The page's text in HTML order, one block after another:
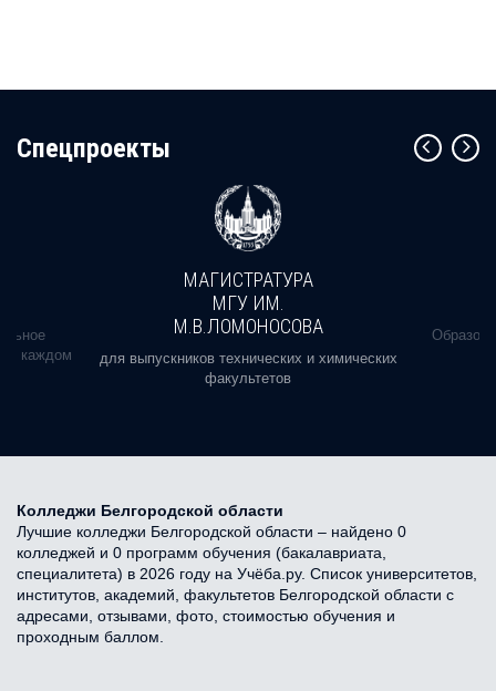
Cпецпроекты
в каждом
МАГИСТРАТУРА
МГУ ИМ.
М.В.ЛОМОНОСОВА
для выпускников технических и химических
факультетов
Колледжи Белгородской области
Лучшие колледжи Белгородской области – найдено 0
колледжей и 0 программ обучения (бакалавриата,
специалитета) в 2026 году на Учёба.ру. Список университетов,
институтов, академий, факультетов Белгородской области с
адресами, отзывами, фото, стоимостью обучения и
проходным баллом.